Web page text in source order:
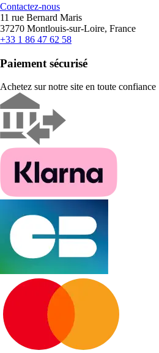
Contactez-nous
11 rue Bernard Maris
37270 Montlouis-sur-Loire, France
+33 1 86 47 62 58
Paiement sécurisé
Achetez sur notre site en toute confiance